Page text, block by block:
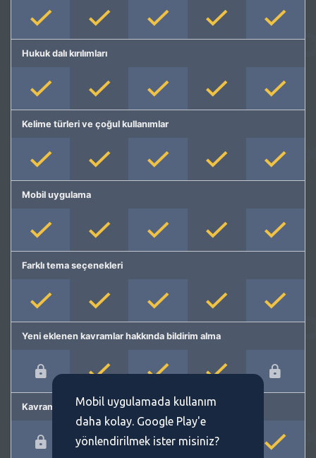
Hukuk dalı kırılımları
Kelime türleri ve çoğul kullanımlar
Mobil uygulama
Farklı tema seçenekleri
Yeni eklenen kavramlar hakkında bildirim alma
Kavram önermeMobil uygulamada kullanım
daha kolay. Google Play'e
yönlendirilmek ister misiniz?